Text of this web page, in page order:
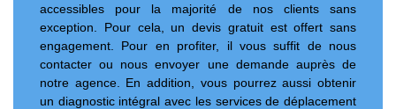
accessibles pour la majorité de nos clients sans
exception. Pour cela, un devis gratuit est offert sans
engagement. Pour en profiter, il vous suffit de nous
contacter ou nous envoyer une demande auprès de
notre agence. En addition, vous pourrez aussi obtenir
un diagnostic intégral avec les services de déplacement